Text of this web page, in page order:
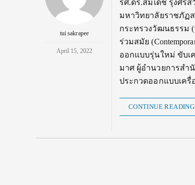
tui sakrapee
April 15, 2022
รศ.ดร.สมเดช รุ่งศรี
มหาวิทยาลัยราชภัฏ
กระทรวงวัฒนธรรม
ร่วมสมัย
ออกแบบรุ่นใหม่ ขับเ
มาศ ผู้อำนวยการสำ
ประกวดออกแบบเครื่อ
CONTINUE READING